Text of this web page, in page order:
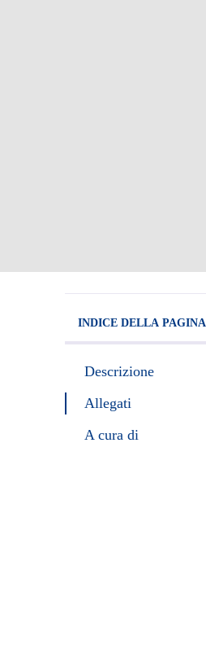
INDICE DELLA PAGINA
Descrizione
Allegati
A cura di